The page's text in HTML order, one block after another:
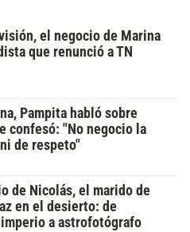
el negocio de Marina
que renunció a TN
Pampita habló sobre
confesó: "No negocio la
de respeto"
de Nicolás, el marido de
en el desierto: de
a astrofotógrafo